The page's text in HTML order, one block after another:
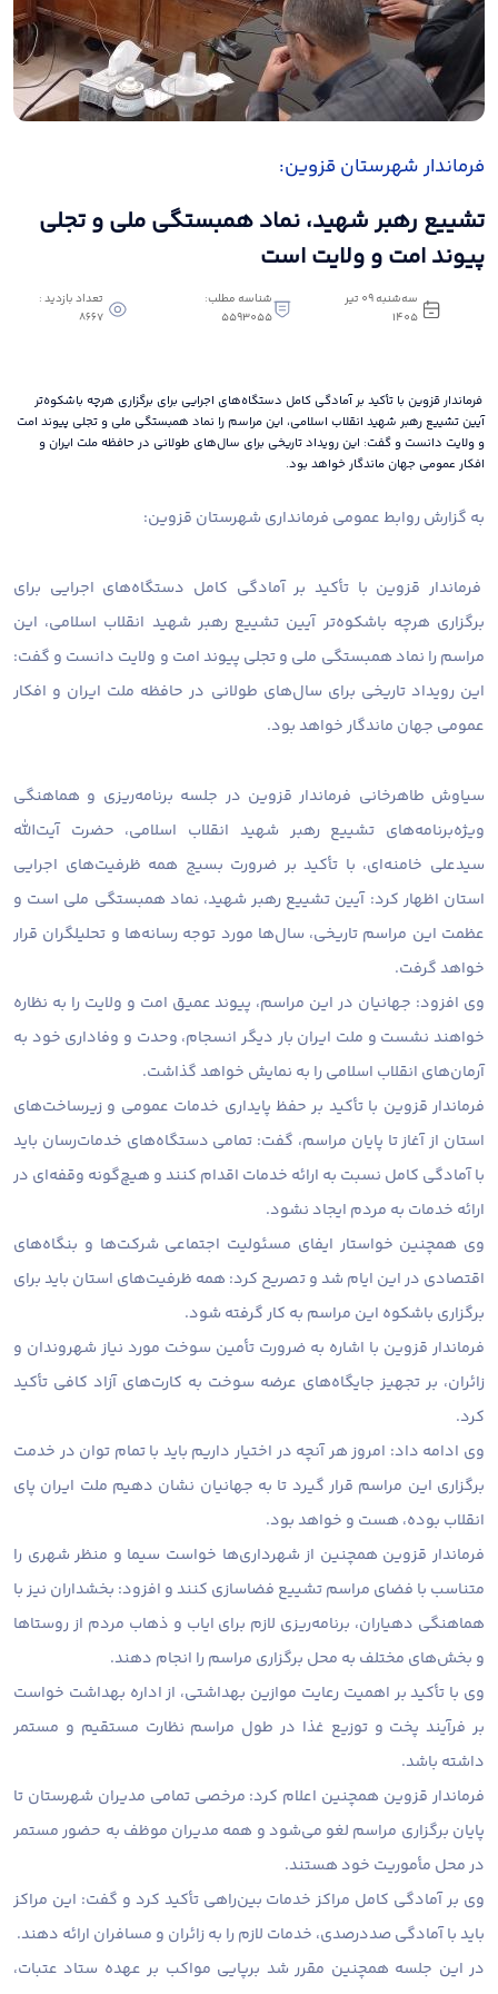
فرماندار شهرستان قزوین:
تشییع رهبر شهید، نماد همبستگی ملی و تجلی
پیوند امت و ولایت است
سه‌شنبه 09 تیر
1405
شناسه مطلب:
5593055
تعداد بازدید :
8667
فرماندار قزوین با تأکید بر آمادگی کامل دستگاه‌های اجرایی برای برگزاری هرچه باشکوه‌تر
آیین تشییع رهبر شهید انقلاب اسلامی، این مراسم را نماد همبستگی ملی و تجلی پیوند امت
و ولایت دانست و گفت: این رویداد تاریخی برای سال‌های طولانی در حافظه ملت ایران و
افکار عمومی جهان ماندگار خواهد بود.
به گزارش روابط عمومی فرمانداری شهرستان قزوین:
فرماندار قزوین با تأکید بر آمادگی کامل دستگاه‌های اجرایی برای
برگزاری هرچه باشکوه‌تر آیین تشییع رهبر شهید انقلاب اسلامی، این
مراسم را نماد همبستگی ملی و تجلی پیوند امت و ولایت دانست و گفت:
این رویداد تاریخی برای سال‌های طولانی در حافظه ملت ایران و افکار
عمومی جهان ماندگار خواهد بود.
سیاوش طاهرخانی فرماندار قزوین در جلسه برنامه‌ریزی و هماهنگی
ویژه‌برنامه‌های تشییع رهبر شهید انقلاب اسلامی، حضرت آیت‌الله
سیدعلی خامنه‌ای، با تأکید بر ضرورت بسیج همه ظرفیت‌های اجرایی
استان اظهار کرد: آیین تشییع رهبر شهید، نماد همبستگی ملی است و
عظمت این مراسم تاریخی، سال‌ها مورد توجه رسانه‌ها و تحلیلگران قرار
خواهد گرفت.
وی افزود: جهانیان در این مراسم، پیوند عمیق امت و ولایت را به نظاره
خواهند نشست و ملت ایران بار دیگر انسجام، وحدت و وفاداری خود به
آرمان‌های انقلاب اسلامی را به نمایش خواهد گذاشت.
فرماندار قزوین با تأکید بر حفظ پایداری خدمات عمومی و زیرساخت‌های
استان از آغاز تا پایان مراسم، گفت: تمامی دستگاه‌های خدمات‌رسان باید
با آمادگی کامل نسبت به ارائه خدمات اقدام کنند و هیچ‌گونه وقفه‌ای در
ارائه خدمات به مردم ایجاد نشود.
وی همچنین خواستار ایفای مسئولیت اجتماعی شرکت‌ها و بنگاه‌های
اقتصادی در این ایام شد و تصریح کرد: همه ظرفیت‌های استان باید برای
برگزاری باشکوه این مراسم به کار گرفته شود.
فرماندار قزوین با اشاره به ضرورت تأمین سوخت مورد نیاز شهروندان و
زائران، بر تجهیز جایگاه‌های عرضه سوخت به کارت‌های آزاد کافی تأکید
کرد.
وی ادامه داد: امروز هر آنچه در اختیار داریم باید با تمام توان در خدمت
برگزاری این مراسم قرار گیرد تا به جهانیان نشان دهیم ملت ایران پای
انقلاب بوده، هست و خواهد بود.
فرماندار قزوین همچنین از شهرداری‌ها خواست سیما و منظر شهری را
متناسب با فضای مراسم تشییع فضاسازی کنند و افزود: بخشداران نیز با
هماهنگی دهیاران، برنامه‌ریزی لازم برای ایاب و ذهاب مردم از روستاها
و بخش‌های مختلف به محل برگزاری مراسم را انجام دهند.
وی با تأکید بر اهمیت رعایت موازین بهداشتی، از اداره بهداشت خواست
بر فرآیند پخت و توزیع غذا در طول مراسم نظارت مستقیم و مستمر
داشته باشد.
فرماندار قزوین همچنین اعلام کرد: مرخصی تمامی مدیران شهرستان تا
پایان برگزاری مراسم لغو می‌شود و همه مدیران موظف به حضور مستمر
در محل مأموریت خود هستند.
وی بر آمادگی کامل مراکز خدمات بین‌راهی تأکید کرد و گفت: این مراکز
باید با آمادگی صددرصدی، خدمات لازم را به زائران و مسافران ارائه دهند.
در این جلسه همچنین مقرر شد برپایی مواکب بر عهده ستاد عتبات،